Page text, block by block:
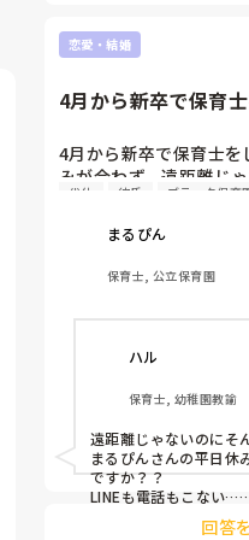
文句言われてもあと、
だけです
辛いままいくのは心身
恋愛・結婚
4月から新卒で保育
4月から新卒で保育士
みが合わず、遠距離じ
えません。
彼氏とは学生時代から
私は保育士のため基本
日休みです。また、私
なっても、彼氏の休み
ーションを取っています
ちなみに彼はブラック
夜まで仕事しており、
ん。
仕事のつらさと連絡の
代休 彼氏 ブラック保育
まるぴん
保育士, 公立保育園
ハル
保育士, 幼稚園教諭
遠距離じゃないのにそ
まるぴんさんの平日休
ですか？？
LINEも電話もこない…
もう少し頑張って働い
回答